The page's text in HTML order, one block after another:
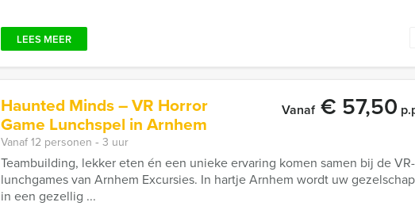
LEES MEER
Haunted Minds – VR Horror
Game Lunchspel in Arnhem
Vanaf€ 57,50
Vanaf 12 personen ‐ 3 uur
Teambuilding, lekker eten én een unieke ervaring komen samen bij de VR-
lunchgames van Arnhem Excursies. In hartje Arnhem wordt uw
in een gezellig ...